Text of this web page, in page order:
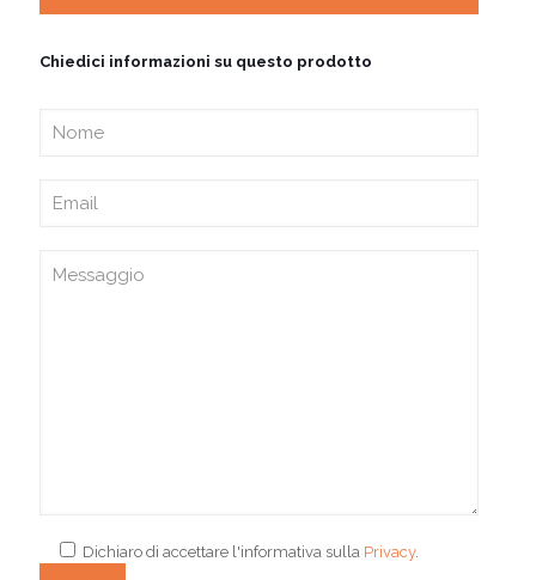
Chiedici informazioni su questo prodotto
Dichiaro di accettare l'informativa sulla Privacy.